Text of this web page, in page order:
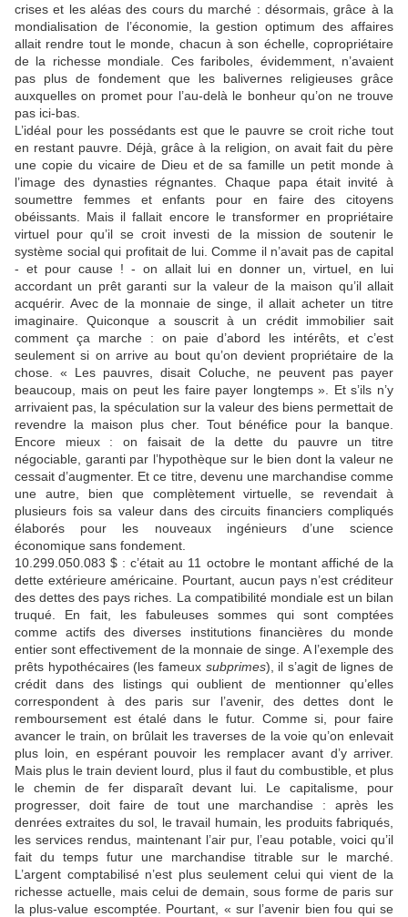
crises et les aléas des cours du marché : désormais, grâce à la
mondialisation de l’économie, la gestion optimum des affaires
allait rendre tout le monde, chacun à son échelle, copropriétaire
de la richesse mondiale. Ces fariboles, évidemment, n’avaient
pas plus de fondement que les balivernes religieuses grâce
auxquelles on promet pour l’au-delà le bonheur qu’on ne trouve
pas ici-bas.
L’idéal pour les possédants est que le pauvre se croit riche tout
en restant pauvre. Déjà, grâce à la religion, on avait fait du père
une copie du vicaire de Dieu et de sa famille un petit monde à
l’image des dynasties régnantes. Chaque papa était invité à
soumettre femmes et enfants pour en faire des citoyens
obéissants. Mais il fallait encore le transformer en propriétaire
virtuel pour qu’il se croit investi de la mission de soutenir le
système social qui profitait de lui. Comme il n’avait pas de capital
- et pour cause ! - on allait lui en donner un, virtuel, en lui
accordant un prêt garanti sur la valeur de la maison qu’il allait
acquérir. Avec de la monnaie de singe, il allait acheter un titre
imaginaire. Quiconque a souscrit à un crédit immobilier sait
comment ça marche : on paie d’abord les intérêts, et c’est
seulement si on arrive au bout qu’on devient propriétaire de la
chose. « Les pauvres, disait Coluche, ne peuvent pas payer
beaucoup, mais on peut les faire payer longtemps ». Et s’ils n’y
arrivaient pas, la spéculation sur la valeur des biens permettait de
revendre la maison plus cher. Tout bénéfice pour la banque.
Encore mieux : on faisait de la dette du pauvre un titre
négociable, garanti par l’hypothèque sur le bien dont la valeur ne
cessait d’augmenter. Et ce titre, devenu une marchandise comme
une autre, bien que complètement virtuelle, se revendait à
plusieurs fois sa valeur dans des circuits financiers compliqués
élaborés pour les nouveaux ingénieurs d’une science
économique sans fondement.
10.299.050.083 $ : c’était au 11 octobre le montant affiché de la
dette extérieure américaine. Pourtant, aucun pays n’est créditeur
des dettes des pays riches. La compatibilité mondiale est un bilan
truqué. En fait, les fabuleuses sommes qui sont comptées
comme actifs des diverses institutions financières du monde
entier sont effectivement de la monnaie de singe. A l’exemple des
prêts hypothécaires (les fameux subprimes), il s’agit de lignes de
crédit dans des listings qui oublient de mentionner qu’elles
correspondent à des paris sur l’avenir, des dettes dont le
remboursement est étalé dans le futur. Comme si, pour faire
avancer le train, on brûlait les traverses de la voie qu’on enlevait
plus loin, en espérant pouvoir les remplacer avant d’y arriver.
Mais plus le train devient lourd, plus il faut du combustible, et plus
le chemin de fer disparaît devant lui. Le capitalisme, pour
progresser, doit faire de tout une marchandise : après les
denrées extraites du sol, le travail humain, les produits fabriqués,
les services rendus, maintenant l’air pur, l’eau potable, voici qu’il
fait du temps futur une marchandise titrable sur le marché.
L’argent comptabilisé n’est plus seulement celui qui vient de la
richesse actuelle, mais celui de demain, sous forme de paris sur
la plus-value escomptée. Pourtant, « sur l’avenir bien fou qui se